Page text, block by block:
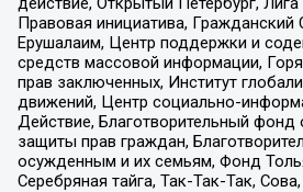
Правовая инициатива,
Ерушалаим, Центр поддержки и
средств массовой информации,
прав заключенных, Институт
движений, Центр социально-
Действие, Благотворительный фонд
защиты прав граждан,
осужденным и их семьям, Фонд
Серебряная тайга, Так-Так-Так,